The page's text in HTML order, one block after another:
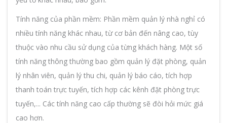
Tính năng của phần mềm: Phần mềm quản lý nhà nghỉ có
nhiều tính năng khác nhau, từ cơ bản đến nâng cao, tùy
thuộc vào nhu cầu sử dụng của từng khách hàng. Một số
tính năng thông thường bao gồm quản lý đặt phòng, quản
lý nhân viên, quản lý thu chi, quản lý báo cáo, tích hợp
thanh toán trực tuyến, tích hợp các kênh đặt phòng trực
tuyến,... Các tính năng cao cấp thường sẽ đòi hỏi mức giá
cao hơn.